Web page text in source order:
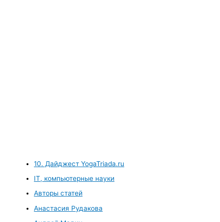
10. Дайджест YogaTriada.ru
IT, компьютерные науки
Авторы статей
Анастасия Рудакова